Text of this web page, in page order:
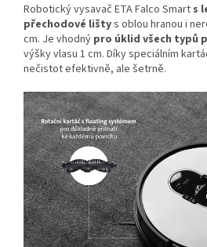
Robotický vysavač ETA Falco Smart s
přechodové lištys oblou hranou i
cm. Je vhodný pro úklid všech typů
výšky vlasu 1 cm. Díky speciálním
nečistot efektivně, ale šetrně.